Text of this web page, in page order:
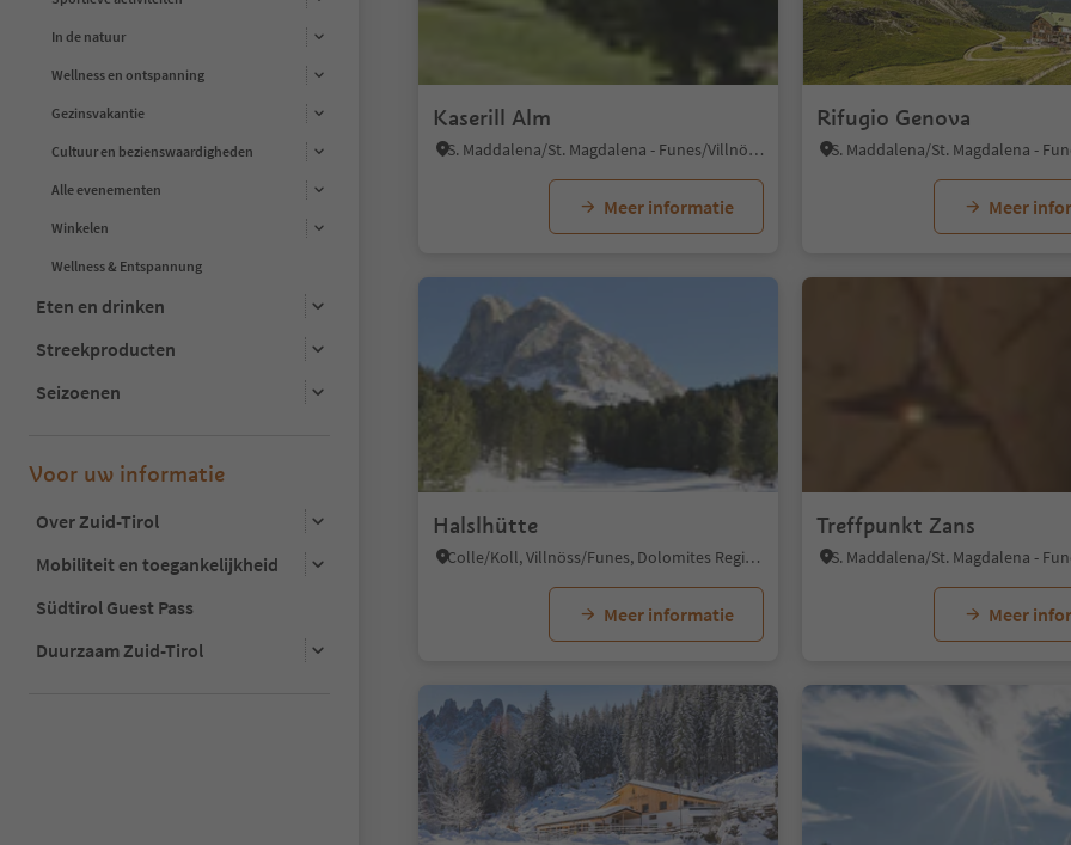
In de natuur
Wellness en ontspanning
Gezinsvakantie
Cultuur en bezienswaardigheden
Alle evenementen
Winkelen
Wellness & Entspannung
Eten en drinken
Streekproducten
Seizoenen
Voor uw informatie
Over Zuid-Tirol
Mobiliteit en toegankelijkheid
Südtirol Guest Pass
Duurzaam Zuid-Tirol
Kaserill Alm
S. Maddalena/St. Magdalena - Funes/Villnöss, Villnöss/Funes, Dolomites Region Lüsen Villnöss
Meer informatie
Rifugio Genova
Meer
Halslhütte
Colle/Koll, Villnöss/Funes, Dolomites Region Lüsen Villnöss
Meer informatie
Treffpunkt Zans
Meer